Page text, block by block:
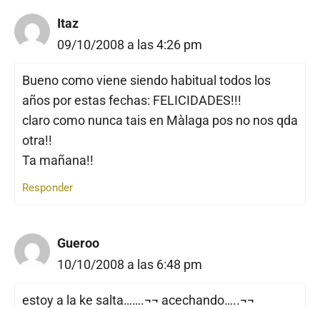
Itaz
09/10/2008 a las 4:26 pm
Bueno como viene siendo habitual todos los
años por estas fechas: FELICIDADES!!!
claro como nunca tais en Màlaga pos no nos qda
otra!!
Ta mañana!!
Responder
Gueroo
10/10/2008 a las 6:48 pm
estoy a la ke salta…….¬¬ acechando…..¬¬